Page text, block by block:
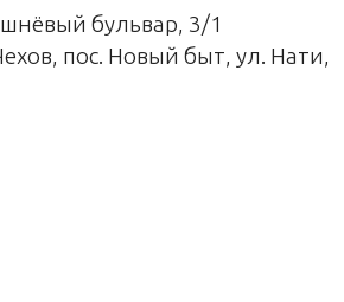
бульвар, 3/1
пос. Новый быт, ул. Нати,